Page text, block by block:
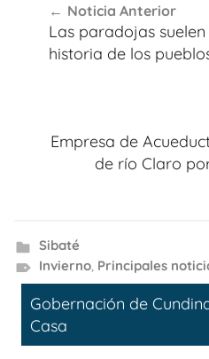
de
entradas
Noticia Anterior
Las paradojas
historia de los
Empresa de
de río Claro
Sibaté
Invierno, Principales
Gobernación de
Casa